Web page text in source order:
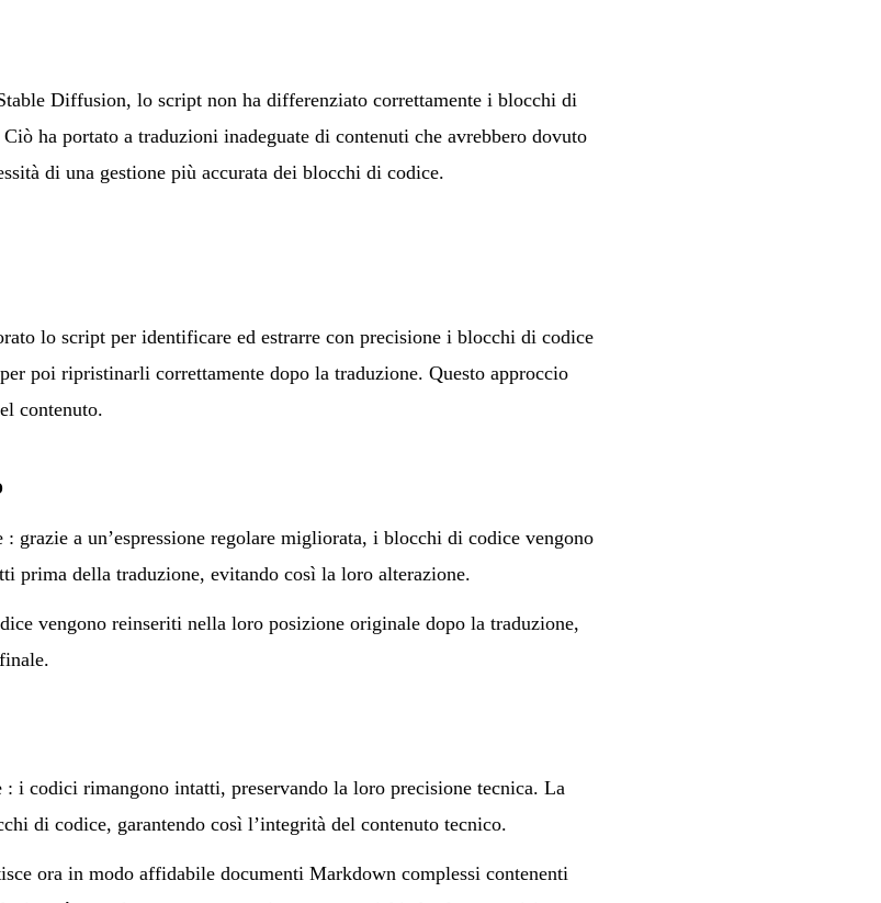
Diffusion, lo script non ha differenziato correttamente i blocchi di
ha portato a traduzioni inadeguate di contenuti che avrebbero dovuto
di una gestione più accurata dei blocchi di codice.
lo script per identificare ed estrarre con precisione i blocchi di codice
poi ripristinarli correttamente dopo la traduzione. Questo approccio
contenuto.
grazie a un’espressione regolare migliorata, i blocchi di codice vengono
prima della traduzione, evitando così la loro alterazione.
vengono reinseriti nella loro posizione originale dopo la traduzione,
i codici rimangono intatti, preservando la loro precisione tecnica. La
di codice, garantendo così l’integrità del contenuto tecnico.
ora in modo affidabile documenti Markdown complessi contenenti